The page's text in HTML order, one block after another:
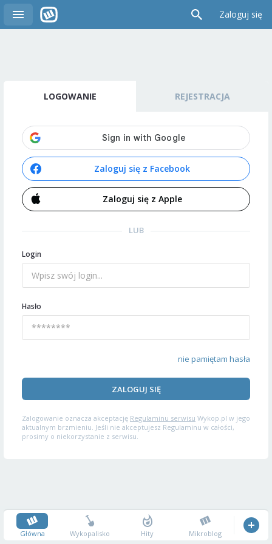
Zaloguj się
LOGOWANIE REJESTRACJA
Zaloguj się z Facebook
Zaloguj się z Apple
LUB
Login
Hasło
nie pamiętam hasła
ZALOGUJ SIĘ
Zalogowanie oznacza akceptację Regulaminu serwisu Wykop.pl w jego
aktualnym brzmieniu. Jeśli nie akceptujesz Regulaminu w całości,
prosimy o niekorzystanie z serwisu.
Główna Wykopalisko Hity Mikroblog